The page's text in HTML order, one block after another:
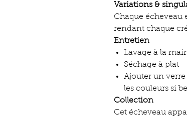
Variations &
Chaque écheveau
rendant chaque
Entretien
Lavage à la
Séchage à plat
Ajouter un
les couleurs si
Collection
Cet écheveau